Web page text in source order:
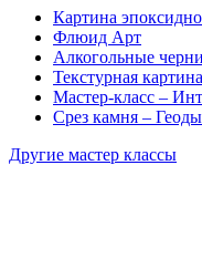
Картина
Флюид Арт
Алкогольные
Текстурная
Мастер-класс –
Срез камня –
Другие мастер классы